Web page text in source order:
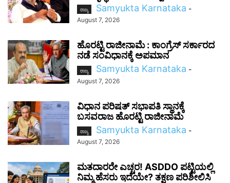
ರಾಜ್ಯ Samyukta Karnataka -
August 7, 2026
ಹೊರಟ್ಟಿ ರಾಜೀನಾಮೆ : ಕಾಂಗ್ರೆಸ್ ಸರ್ಕಾರದ
ನಡೆ ಸಂವಿಧಾನಕ್ಕೆ ಅಪಮಾನ
ರಾಜ್ಯ Samyukta Karnataka -
August 7, 2026
ವಿಧಾನ ಪರಿಷತ್ ಸಭಾಪತಿ ಸ್ಥಾನಕ್ಕೆ
ಬಸವರಾಜ ಹೊರಟ್ಟಿ ರಾಜೀನಾಮೆ
ರಾಜ್ಯ Samyukta Karnataka -
August 7, 2026
ಮತದಾರರೇ ಎಚ್ಚರ! ASDDO ಪಟ್ಟಿಯಲ್ಲಿ
ನಿಮ್ಮ ಹೆಸರು ಇದೆಯೇ? ತಕ್ಷಣ ಪರಿಶೀಲಿಸಿ